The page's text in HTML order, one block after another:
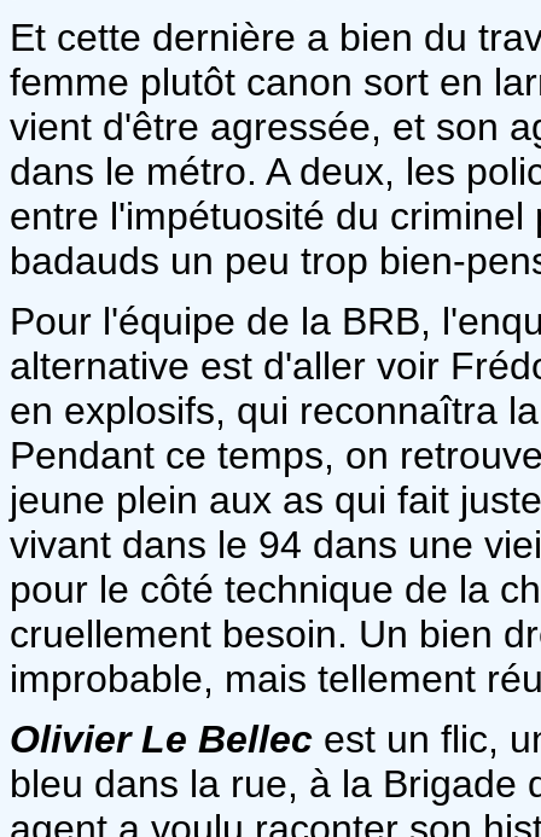
Et cette dernière a bien du
femme plutôt canon sort en
vient d'être agressée, et son
dans le métro. A deux, les
entre l'impétuosité du
badauds un peu trop bien-
Pour l'équipe de la BRB,
alternative est d'aller voir
en explosifs, qui reconnaîtra
Pendant ce temps, on
jeune plein aux as qui fait
vivant dans le 94 dans une
pour le côté technique de la
cruellement besoin. Un bien
improbable, mais tellement
Olivier Le Bellec est un flic,
bleu dans la rue, à la Brigade